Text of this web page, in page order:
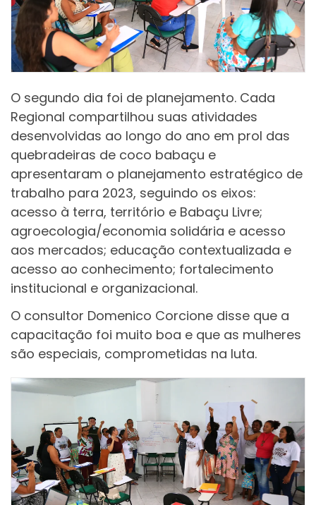
O segundo dia foi de planejamento. Cada
Regional compartilhou suas atividades
desenvolvidas ao longo do ano em prol das
quebradeiras de coco babaçu e
apresentaram o planejamento estratégico de
trabalho para 2023, seguindo os eixos:
acesso à terra, território e Babaçu Livre;
agroecologia/economia solidária e acesso
aos mercados; educação contextualizada e
acesso ao conhecimento; fortalecimento
institucional e organizacional.
O consultor Domenico Corcione disse que a
capacitação foi muito boa e que as mulheres
são especiais, comprometidas na luta.